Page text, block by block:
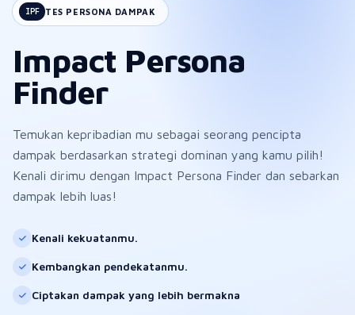
IPF TES PERSONA DAMPAK
Impact Persona
Finder
Temukan kepribadian mu sebagai seorang pencipta
dampak berdasarkan strategi dominan yang kamu pilih!
Kenali dirimu dengan Impact Persona Finder dan sebarkan
dampak lebih luas!
Kenali kekuatanmu.
Kembangkan pendekatanmu.
Ciptakan dampak yang lebih bermakna